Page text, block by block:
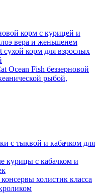
корм с курицей и
вера и женьшенем
корм для взрослых
Ocean Fish беззерновой
рыбой,
с тыквой и кабачком для
курицы с кабачком и
холистик класса